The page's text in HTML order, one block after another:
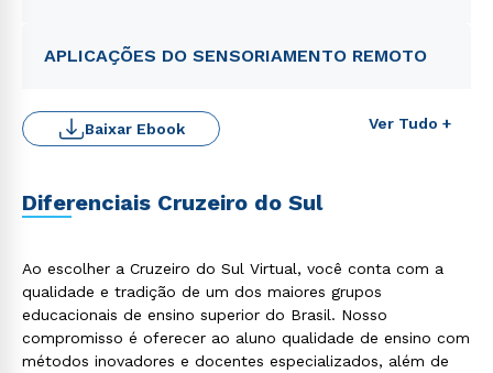
APLICAÇÕES DO SENSORIAMENTO REMOTO
Ver Tudo +
Baixar Ebook
Diferenciais Cruzeiro do Sul
Ao escolher a Cruzeiro do Sul Virtual, você conta com a
qualidade e tradição de um dos maiores grupos
educacionais de ensino superior do Brasil. Nosso
compromisso é oferecer ao aluno qualidade de ensino com
métodos inovadores e docentes especializados, além de
WhatsApp
ou